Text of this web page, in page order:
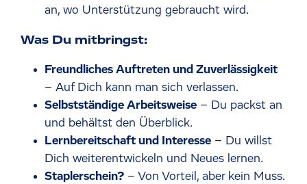
an, wo Unterstützung gebraucht wird.
Was Du mitbringst:
Freundliches Auftreten und Zuverlässigkeit
– Auf Dich kann man sich verlassen.
Selbstständige Arbeitsweise – Du packst an
und behältst den Überblick.
Lernbereitschaft und Interesse – Du willst
Dich weiterentwickeln und Neues lernen.
Staplerschein? – Von Vorteil, aber kein Muss.